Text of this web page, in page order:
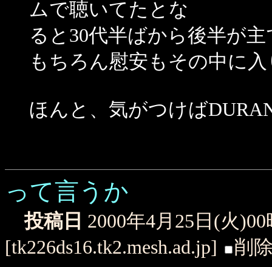
ムで聴いてたとな
ると30代半ばから後半が
もちろん慰安もその中に
ほんと、気がつけば
って言うか
投稿日 2000年4月25日(火
[tk226ds16.tk2.mesh.ad.jp]
削